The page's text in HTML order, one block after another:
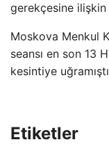
gerekçesine
Moskova Menkul
seansı en son 13
kesintiye
Etiketler